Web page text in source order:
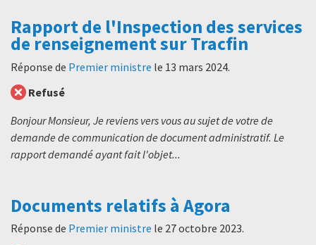
Rapport de l'Inspection des services
de renseignement sur Tracfin
Réponse de Premier ministre le 13 mars 2024.
Refusé
Bonjour Monsieur, Je reviens vers vous au sujet de votre de
demande de communication de document administratif. Le
rapport demandé ayant fait l'objet...
Documents relatifs à Agora
Réponse de Premier ministre le 27 octobre 2023.